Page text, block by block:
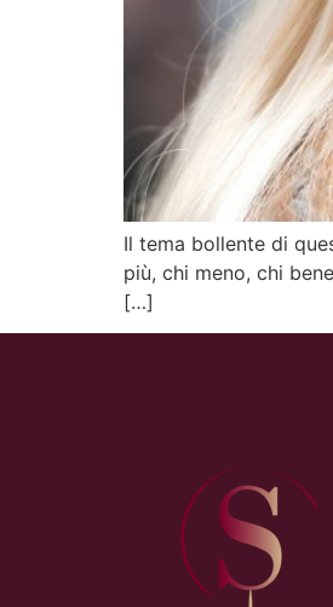
Il tema bollente di
più, chi meno, chi
[…]